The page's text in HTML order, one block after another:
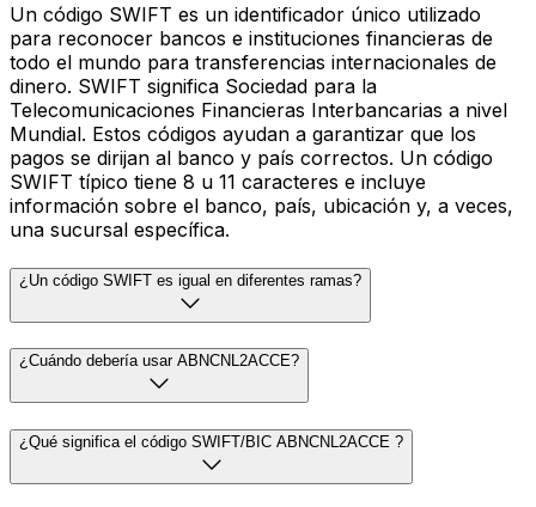
Un código SWIFT es un identificador único utilizado
para reconocer bancos e instituciones financieras de
todo el mundo para transferencias internacionales de
dinero. SWIFT significa Sociedad para la
Telecomunicaciones Financieras Interbancarias a nivel
Mundial. Estos códigos ayudan a garantizar que los
pagos se dirijan al banco y país correctos. Un código
SWIFT típico tiene 8 u 11 caracteres e incluye
información sobre el banco, país, ubicación y, a veces,
una sucursal específica.
¿Un código SWIFT es igual en diferentes ramas?
¿Cuándo debería usar ABNCNL2ACCE?
¿Qué significa el código SWIFT/BIC ABNCNL2ACCE ?